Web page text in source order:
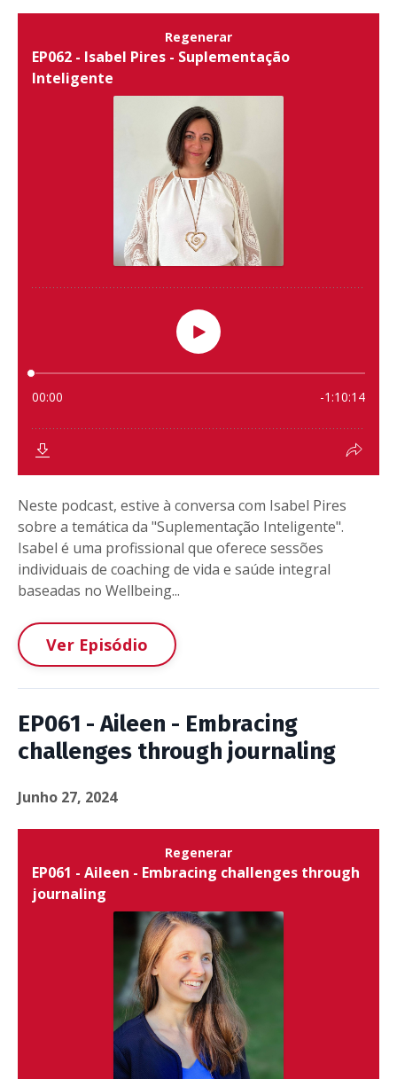
Neste podcast, estive à conversa com Isabel Pires
sobre a temática da "Suplementação Inteligente".
Isabel é uma profissional que oferece sessões
individuais de coaching de vida e saúde integral
baseadas no Wellbeing...
Ver Episódio
EP061 - Aileen - Embracing
challenges through journaling
Junho 27, 2024